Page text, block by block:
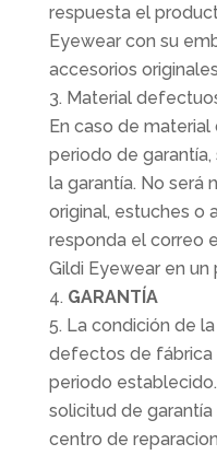
respuesta el
Eyewear con su
accesorios
Material
En caso de
periodo de
la garantía. No será
original, estuches o
responda el correo
Gildi Eyewear en
GARANTÍA
La condición de
defectos de fábrica
periodo
solicitud de
centro de